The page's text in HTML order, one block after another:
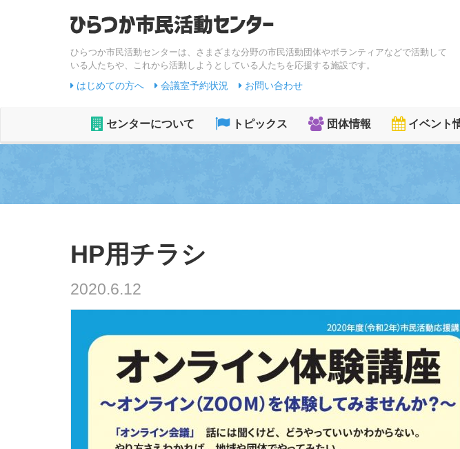
ひらつか市民活動センターは、さまざまな分野の市民活動団体やボランティアなどで活動して
いる人たちや、これから活動しようとしている人たちを応援する施設です。
はじめての方へ 会議室予約状況 お問い合わせ
センターについて トピックス 団体情報 イベント
HP用チラシ
2020.6.12